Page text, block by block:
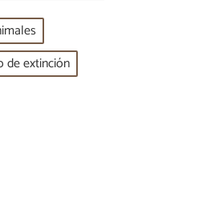
de extinción